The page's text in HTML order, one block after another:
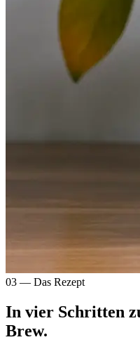
03 — Das Rezept
In vier Schritten
Brew.